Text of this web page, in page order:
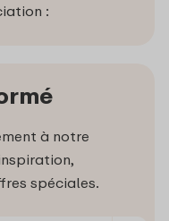
:
à notre
spéciales.